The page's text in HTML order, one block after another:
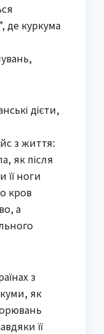
де куркума
дієти,
з життя:
як після
її ноги
кров
а
з
як
її